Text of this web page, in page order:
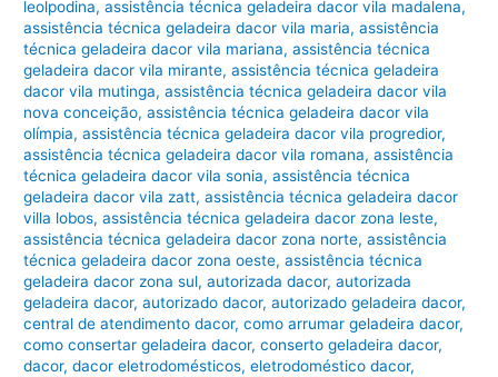
leolpodina,assistência técnica geladeira dacor vila madalena,
assistência técnica geladeira dacor vila maria,assistência
técnica geladeira dacor vila mariana,assistência técnica
geladeira dacor vila mirante,assistência técnica geladeira
dacor vila mutinga,assistência técnica geladeira dacor vila
nova conceição,assistência técnica geladeira dacor vila
olímpia,assistência técnica geladeira dacor vila progredior,
assistência técnica geladeira dacor vila romana,assistência
técnica geladeira dacor vila sonia,assistência técnica
geladeira dacor vila zatt,assistência técnica geladeira dacor
villa lobos,assistência técnica geladeira dacor zona leste,
assistência técnica geladeira dacor zona norte,assistência
técnica geladeira dacor zona oeste,assistência técnica
geladeira dacor zona sul,autorizada dacor,autorizada
geladeira dacor,autorizado dacor,autorizado geladeira dacor,
central de atendimento dacor,como arrumar geladeira dacor,
como consertar geladeira dacor,conserto geladeira dacor,
dacor,dacor eletrodomésticos,eletrodoméstico dacor,